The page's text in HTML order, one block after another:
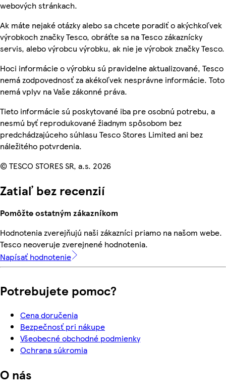
webových stránkach.
Ak máte nejaké otázky alebo sa chcete poradiť o akýchkoľvek
výrobkoch značky Tesco, obráťte sa na Tesco zákaznícky
servis, alebo výrobcu výrobku, ak nie je výrobok značky Tesco.
Hoci informácie o výrobku sú pravidelne aktualizované, Tesco
nemá zodpovednosť za akékoľvek nesprávne informácie. Toto
nemá vplyv na Vaše zákonné práva.
Tieto informácie sú poskytované iba pre osobnú potrebu, a
nesmú byť reprodukované žiadnym spôsobom bez
predchádzajúceho súhlasu Tesco Stores Limited ani bez
náležitého potvrdenia.
© TESCO STORES SR, a.s. 2026
Zatiaľ bez recenzií
Pomôžte ostatným zákazníkom
Hodnotenia zverejňujú naši zákazníci priamo na našom webe.
Tesco neoveruje zverejnené hodnotenia.
Napísať hodnotenie
Potrebujete pomoc?
Cena doručenia
Bezpečnosť pri nákupe
Všeobecné obchodné podmienky
Ochrana súkromia
O nás